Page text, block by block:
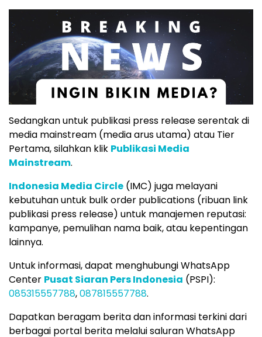
Sedangkan untuk publikasi press release serentak di
media mainstream (media arus utama) atau Tier
Pertama, silahkan klik Publikasi Media
Mainstream.
Indonesia Media Circle (IMC) juga melayani
kebutuhan untuk bulk order publications (ribuan link
publikasi press release) untuk manajemen reputasi:
kampanye, pemulihan nama baik, atau kepentingan
lainnya.
Untuk informasi, dapat menghubungi WhatsApp
Center Pusat Siaran Pers Indonesia (PSPI):
085315557788,087815557788.
Dapatkan beragam berita dan informasi terkini dari
berbagai portal berita melalui saluran WhatsApp